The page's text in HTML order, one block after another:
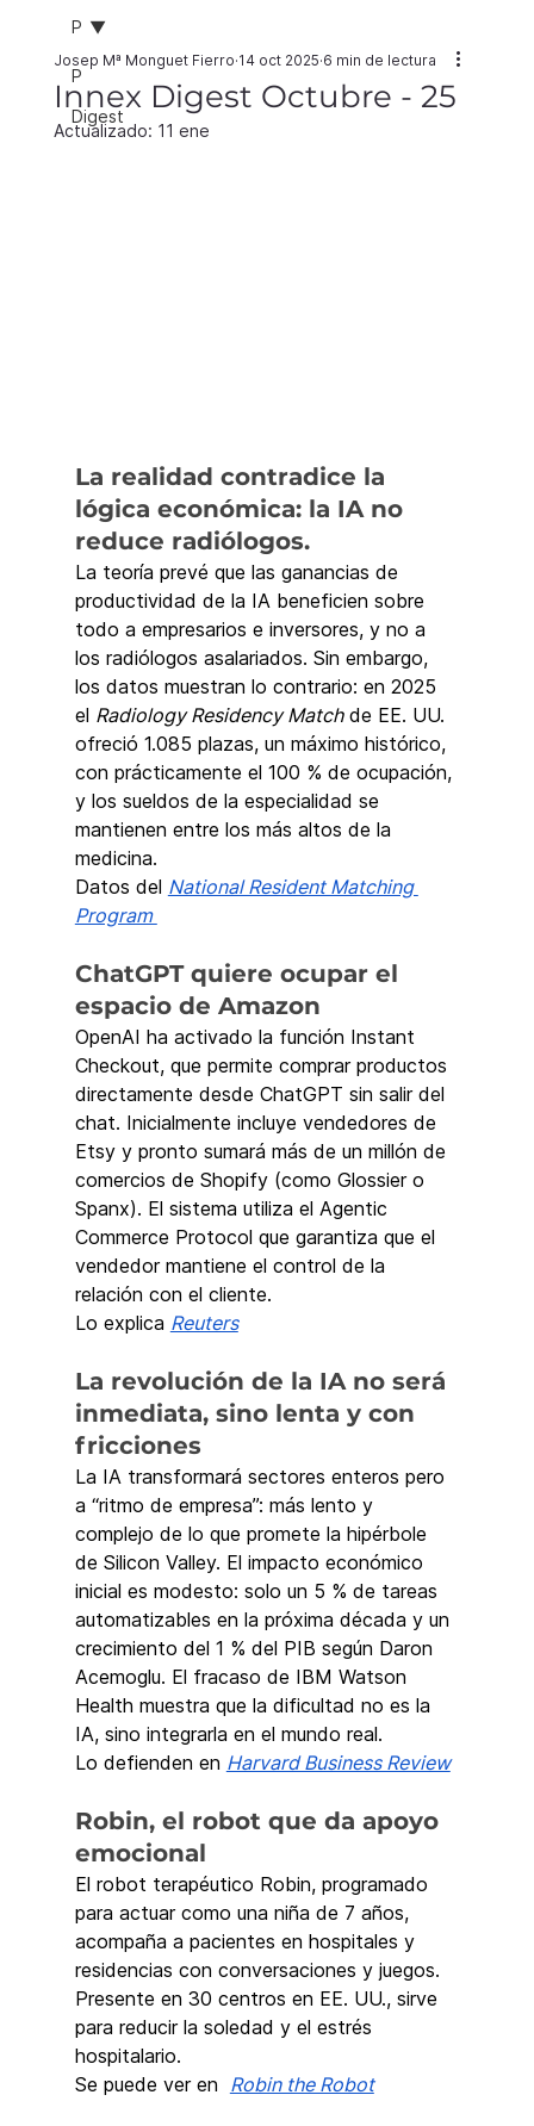
P
Digest
P
Innex Digest Octubre - 25
Josep Mª Monguet Fierro 14 oct 2025 6 min de lectura
Actualizado: 11 ene
La realidad contradice la
lógica económica: la IA no
reduce radiólogos.
La teoría prevé que las ganancias de
productividad de la IA beneficien sobre
todo a empresarios e inversores, y no a
los radiólogos asalariados. Sin embargo,
los datos muestran lo contrario: en 2025
el Radiology Residency Match de EE. UU.
ofreció 1.085 plazas, un máximo histórico,
con prácticamente el 100 % de ocupación,
y los sueldos de la especialidad se
mantienen entre los más altos de la
medicina.
Datos del National Resident Matching
Program
ChatGPT quiere ocupar el
espacio de Amazon
OpenAI ha activado la función Instant
Checkout, que permite comprar productos
directamente desde ChatGPT sin salir del
chat. Inicialmente incluye vendedores de
Etsy y pronto sumará más de un millón de
comercios de Shopify (como Glossier o
Spanx). El sistema utiliza el Agentic
Commerce Protocol que garantiza que el
vendedor mantiene el control de la
relación con el cliente.
Lo explica Reuters
La revolución de la IA no será
inmediata, sino lenta y con
fricciones
La IA transformará sectores enteros pero
a “ritmo de empresa”: más lento y
complejo de lo que promete la hipérbole
de Silicon Valley. El impacto económico
inicial es modesto: solo un 5 % de tareas
automatizables en la próxima década y un
crecimiento del 1 % del PIB según Daron
Acemoglu. El fracaso de IBM Watson
Health muestra que la dificultad no es la
IA, sino integrarla en el mundo real.
Lo defienden en Harvard Business Review
Robin, el robot que da apoyo
emocional
El robot terapéutico Robin, programado
para actuar como una niña de 7 años,
acompaña a pacientes en hospitales y
residencias con conversaciones y juegos.
Presente en 30 centros en EE. UU., sirve
para reducir la soledad y el estrés
hospitalario.
Se puede ver en Robin the Robot